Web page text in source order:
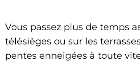
Vous passez plus de temps
télésièges ou sur les
pentes enneigées à toute